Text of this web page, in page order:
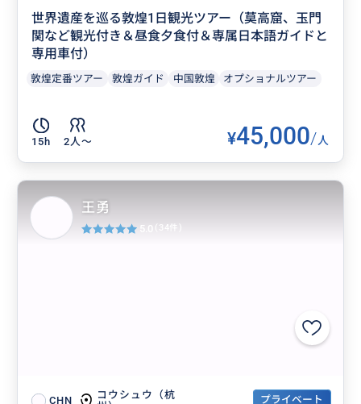
世界遺産を巡る敦煌1日観光ツアー（莫高窟、玉門
関など観光付き＆昼食夕食付＆専属日本語ガイドと
専用車付）
敦煌定番ツアー 敦煌ガイド 中国敦煌 オプショナルツアー
15h 2人〜 ¥45,000/人
CHN
コウシュウ（杭
プライベート
王勇
5.0 (34件)